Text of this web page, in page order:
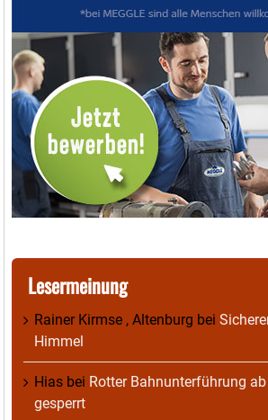
Lesermeinung
Rainer Kirmse , Altenburg bei
Himmel
Hias bei Rotter Bahnunterführung ab
gesperrt